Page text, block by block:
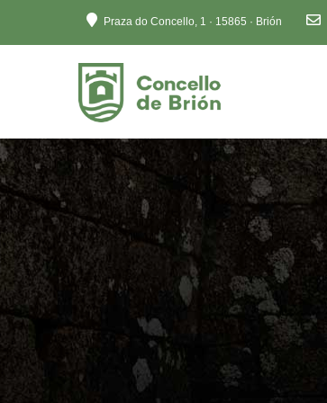
web
inclúe
un
sistema
de
accesibilidade.
Preme
Control-
F11
para
Praza do Concello, 1 · 15865 · Brión